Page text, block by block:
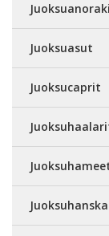
Juoksuasut
Juoksucaprit